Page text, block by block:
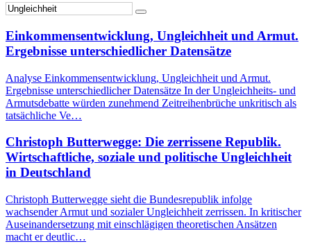
Einkommensentwicklung, Ungleichheit und Armut.
Ergebnisse unterschiedlicher Datensätze
Analyse Einkommensentwicklung, Ungleichheit und Armut.
Ergebnisse unterschiedlicher Datensätze In der Ungleichheits- und
Armutsdebatte würden zunehmend Zeitreihenbrüche unkritisch als
tatsächliche Ve…
Christoph Butterwegge: Die zerrissene Republik.
Wirtschaftliche, soziale und politische Ungleichheit
in Deutschland
Christoph Butterwegge sieht die Bundesrepublik infolge
wachsender Armut und sozialer Ungleichheit zerrissen. In kritischer
Auseinandersetzung mit einschlägigen theoretischen Ansätzen
macht er deutlic…